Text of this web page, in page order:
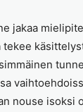
jakaa
tekee
nouse isoksi